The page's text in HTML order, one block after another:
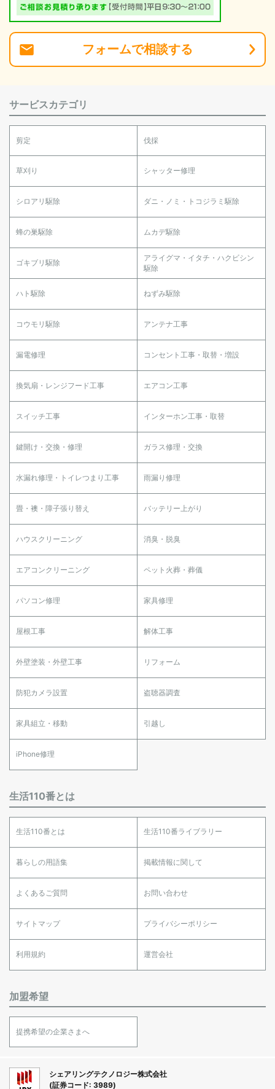
フォームで相談する
サービスカテゴリ
剪定 伐採
草刈り シャッター修理
シロアリ駆除 ダニ・ノミ・トコジラミ駆除
蜂の巣駆除 ムカデ駆除
ゴキブリ駆除
アライグマ・イタチ・ハクビシン
駆除
ハト駆除 ねずみ駆除
コウモリ駆除 アンテナ工事
漏電修理 コンセント工事・取替・増設
換気扇・レンジフード工事 エアコン工事
スイッチ工事 インターホン工事・取替
鍵開け・交換・修理 ガラス修理・交換
水漏れ修理・トイレつまり工事 雨漏り修理
畳・襖・障子張り替え バッテリー上がり
ハウスクリーニング 消臭・脱臭
エアコンクリーニング ペット火葬・葬儀
パソコン修理 家具修理
屋根工事 解体工事
外壁塗装・外壁工事 リフォーム
防犯カメラ設置 盗聴器調査
家具組立・移動 引越し
iPhone修理
生活110番とは
生活110番とは 生活110番ライブラリー
暮らしの用語集 掲載情報に関して
よくあるご質問 お問い合わせ
サイトマップ プライバシーポリシー
利用規約 運営会社
加盟希望
提携希望の企業さまへ
シェアリングテクノロジー株式会社
(証券コード: 3989)